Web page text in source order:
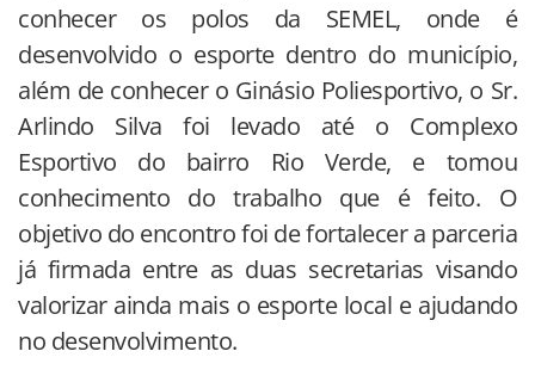
conhecer os polos da SEMEL, onde é
desenvolvido o esporte dentro do município,
além de conhecer o Ginásio Poliesportivo, o Sr.
Arlindo Silva foi levado até o Complexo
Esportivo do bairro Rio Verde, e tomou
conhecimento do trabalho que é feito. O
objetivo do encontro foi de fortalecer a parceria
já firmada entre as duas secretarias visando
valorizar ainda mais o esporte local e ajudando
no desenvolvimento.